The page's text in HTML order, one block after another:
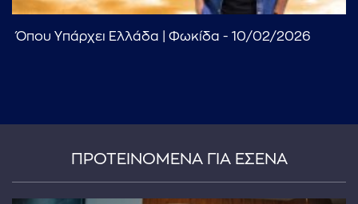
...πληκτρολογήστε κείμενο προς αναζήτηση
Όπου Υπάρχει Ελλάδα | Φωκίδα - 10/02/2026
ΠΡΟΤΕΙΝΟΜΕΝΑ ΓΙΑ ΕΣΕΝΑ